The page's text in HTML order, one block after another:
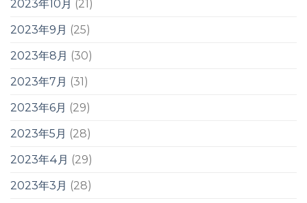
2023年10月 (21)
2023年9月 (25)
2023年8月 (30)
2023年7月 (31)
2023年6月 (29)
2023年5月 (28)
2023年4月 (29)
2023年3月 (28)